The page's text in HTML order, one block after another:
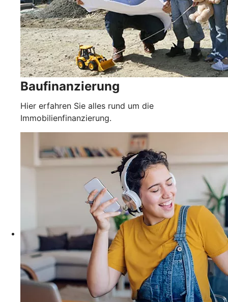
Baufinanzierung
Hier erfahren Sie alles rund um die
Immobilienfinanzierung.